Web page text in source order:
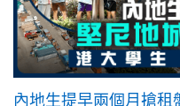
內地生提早兩個月搶租